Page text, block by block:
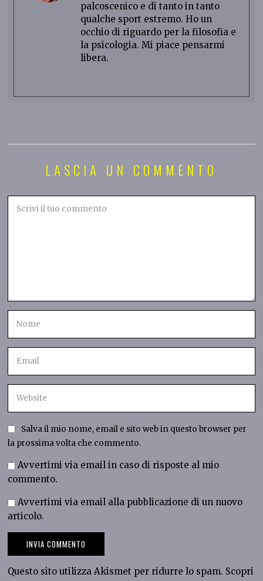
palcoscenico e di tanto in tanto
qualche sport estremo. Ho un
occhio di riguardo per la filosofia e
la psicologia. Mi piace pensarmi
libera.
LASCIA UN COMMENTO
Salva il mio nome, email e sito web in questo browser per
la prossima volta che commento.
Avvertimi via email in caso di risposte al mio
commento.
Avvertimi via email alla pubblicazione di un nuovo
articolo.
Questo sito utilizza Akismet per ridurre lo spam. Scopri